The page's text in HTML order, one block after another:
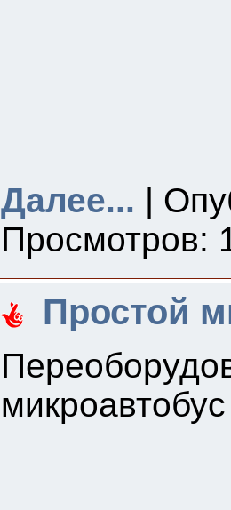
Далее... |
Просмотров:
Простой